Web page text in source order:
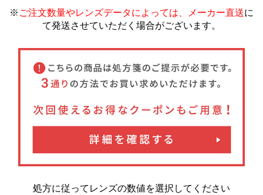
※ ご注文数量やレンズデータによっては、メーカー直送に
て発送させていただく場合がございます。
処方に従ってレンズの数値を選択してください